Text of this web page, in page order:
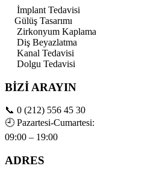
İmplant Tedavisi
Gülüş Tasarımı
Zirkonyum Kaplama
Diş Beyazlatma
Kanal Tedavisi
Dolgu Tedavisi
BİZİ ARAYIN
📞 0 (212) 556 45 30
🕘 Pazartesi-Cumartesi:
09:00 – 19:00
ADRES